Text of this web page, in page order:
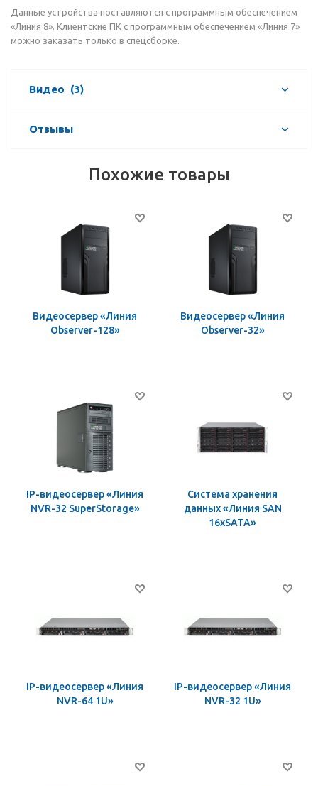
Данные устройства поставляются с программным обеспечением
«Линия 8». Клиентские ПК с программным обеспечением «Линия 7»
можно заказать только в спецсборке.
Видео (3)
Отзывы
Похожие товары
Видеосервер «Линия
Observer-128»
Видеосервер «Линия
Observer-32»
IP-видеосервер «Линия
NVR-32 SuperStorage»
Система хранения
данных «Линия SAN
16хSATA»
IP-видеосервер «Линия
NVR-64 1U»
IP-видеосервер «Линия
NVR-32 1U»